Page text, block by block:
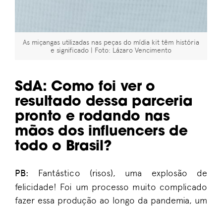
As miçangas utilizadas nas peças do mídia kit têm história
e significado | Foto: Lázaro Vencimento
SdA: Como foi ver o
resultado dessa parceria
pronto e rodando nas
mãos dos influencers de
todo o Brasil?
PB: Fantástico (risos), uma explosão de
felicidade! Foi um processo muito complicado
fazer essa produção ao longo da pandemia, um